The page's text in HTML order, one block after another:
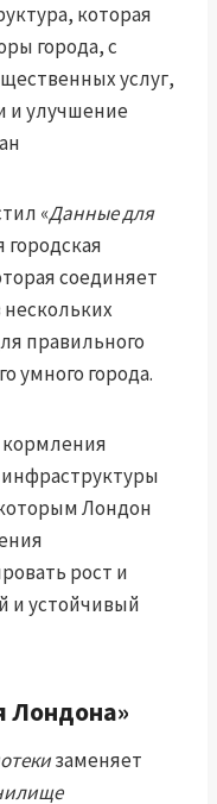
которая
города, с
услуг,
и улучшение
«Данные для
городская
соединяет
правильного
умного города.
инфраструктуры
Лондон
рост и
и устойчивый
Лондона»
заменяет